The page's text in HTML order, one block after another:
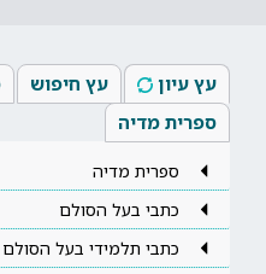
עץ עיון עץ חיפוש
ספרית מדיה
ספרית מדיה
כתבי בעל הסולם
כתבי תלמידי בעל הסולם